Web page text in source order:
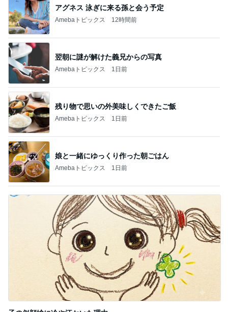
アグネス 泳ぎに来る孫と会う予定
Amebaトピックス 12時間前
翌朝に謎が解けた義兄からの写真
Amebaトピックス 1日前
残り物で思いの外美味しくできたご飯
Amebaトピックス 1日前
娘と一緒にゆっくり作った朝ごはん
Amebaトピックス 1日前